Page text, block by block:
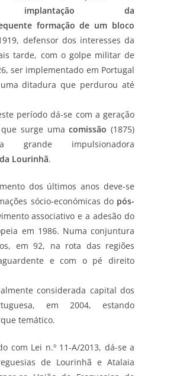
implantação da
formação de um bloco
defensor dos interesses da
tarde, com o golpe militar de
ser implementado em Portugal
ditadura que perdurou até
período dá-se com a geração
surge umacomissão (1875)
impulsionadora
Lourinhã.
dos últimos anos deve-se
sócio-económicas do pós-
associativo e a adesão do
em 1986. Numa conjuntura
em 92, na rota das regiões
e com o pé direito
considerada capital dos
em 2004, estando
temático.
com Lei n.º 11-A/2013, dá-se a
de Lourinhã e Atalaia